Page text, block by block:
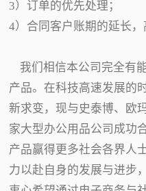
3）订单的优先处理；
4）合同客户账期的延长，
我们相信本公司完全有
产品。在科技高速发展的
新求变，现与史泰博、欧
家大型办公用品公司成功
产品赢得更多社会各界人
力以赴自身的发展与进步